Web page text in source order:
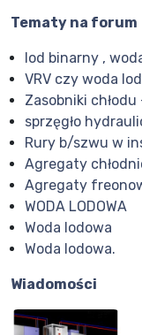
Tematy na forum
lod binarny ,
VRV czy woda
Zasobniki
sprzęgło
Rury b/szwu w
Agregaty
Agregaty
WODA LODOWA
Woda lodowa
Woda lodowa.
Wiadomości